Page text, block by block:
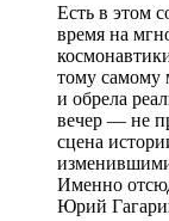
Есть в этом
время на
тому самому
и обрела
вечер — не
сцена
Именно
Юрий